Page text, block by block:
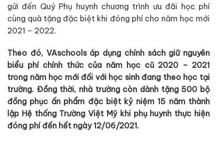
gửi đến Quý Phụ huynh chương trình ưu đãi học phí
cùng quà tặng đặc biệt khi đóng phí cho năm học mới
2021 – 2022.
Theo đó, VAschools áp dụng chính sách giữ nguyên
biểu phí chính thức của năm học cũ 2020 – 2021
trong năm học mới đối với học sinh đang theo học tại
trường. Đồng thời, nhà trường còn dành tặng 500 bộ
đồng phục ấn phẩm đặc biệt kỷ niệm 15 năm thành
lập Hệ thống Trường Việt Mỹ khi phụ huynh thực hiện
đóng phí đến hết ngày 12/06/2021.